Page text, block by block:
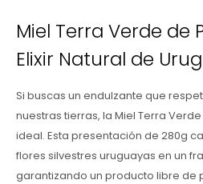
Miel Terra Verde de
Elixir Natural de
Si buscas un endulzante que
nuestras tierras, la Miel Terra
ideal. Esta presentación de 280g
flores silvestres uruguayas en un
garantizando un producto libre de